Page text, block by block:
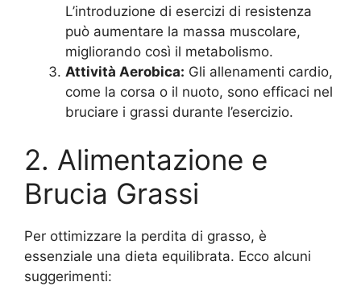
L’introduzione di esercizi di resistenza
può aumentare la massa muscolare,
migliorando così il metabolismo.
Attività Aerobica: Gli allenamenti cardio,
come la corsa o il nuoto, sono efficaci nel
bruciare i grassi durante l’esercizio.
2. Alimentazione e
Brucia Grassi
Per ottimizzare la perdita di grasso, è
essenziale una dieta equilibrata. Ecco alcuni
suggerimenti: